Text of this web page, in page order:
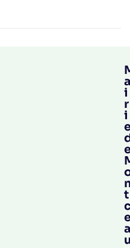
a
i
r
i
t
a